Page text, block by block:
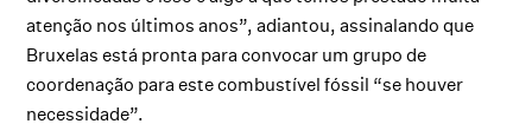
atenção nos últimos anos”, adiantou, assinalando que
Bruxelas está pronta para convocar um grupo de
coordenação para este combustível fóssil “se houver
necessidade”.